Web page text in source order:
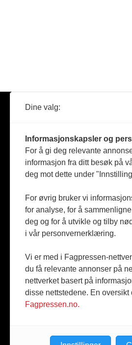
Dine valg:
Informasjonskapsler og
For å gi deg relevante
informasjon fra ditt besøk på
deg mot dette under
For øvrig bruker vi
for analyse, for å
deg og for å utvikle og tilby
i vår personvernerklæring.
Vi er med i Fagpressen-
du få relevante annonser på
nettverket basert på
disse nettstedene. En
Fagpressen.no.